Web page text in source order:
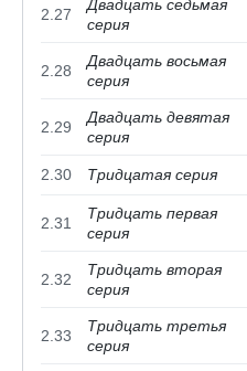
2.27
Двадцать седьмая
серия
2.28
Двадцать восьмая
серия
2.29
Двадцать девятая
серия
2.30 Тридцатая серия
2.31
Тридцать первая
серия
2.32
Тридцать вторая
серия
2.33
Тридцать третья
серия